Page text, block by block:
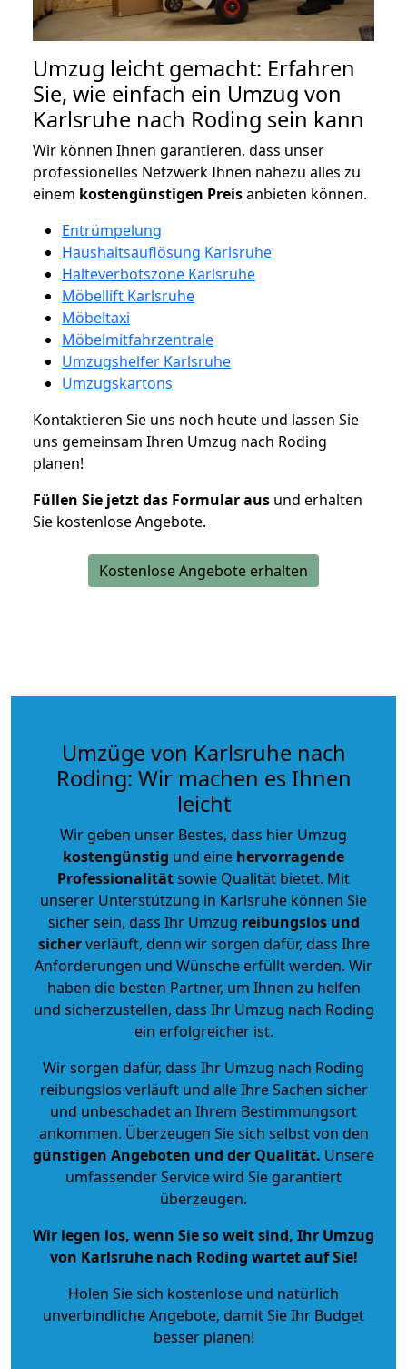
Umzug leicht gemacht: Erfahren
Sie, wie einfach ein Umzug von
Karlsruhe nach Roding sein kann
Wir können Ihnen garantieren, dass unser
professionelles Netzwerk Ihnen nahezu alles zu
einem kostengünstigen Preisanbieten können.
Entrümpelung
Haushaltsauflösung Karlsruhe
Halteverbotszone Karlsruhe
Möbellift Karlsruhe
Möbeltaxi
Möbelmitfahrzentrale
Umzugshelfer Karlsruhe
Umzugskartons
Kontaktieren Sie uns noch heute und lassen Sie
uns gemeinsam Ihren Umzug nach Roding
planen!
Füllen Sie jetzt das Formular aus und erhalten
Sie kostenlose Angebote.
Kostenlose Angebote erhalten
Umzüge von Karlsruhe nach
Roding: Wir machen es Ihnen
leicht
Wir geben unser Bestes, dass hier Umzug
kostengünstig und eine hervorragende
Professionalitätsowie Qualität bietet. Mit
unserer Unterstützung in Karlsruhe können Sie
sicher sein, dass Ihr Umzug reibungslos und
sicherverläuft, denn wir sorgen dafür, dass Ihre
Anforderungen und Wünsche erfüllt werden. Wir
haben die besten Partner, um Ihnen zu helfen
und sicherzustellen, dass Ihr Umzug nach Roding
ein erfolgreicher ist.
Wir sorgen dafür, dass Ihr Umzug nach Roding
reibungslos verläuft und alle Ihre Sachen sicher
und unbeschadet an Ihrem Bestimmungsort
ankommen. Überzeugen Sie sich selbst von den
günstigen Angeboten und der Qualität. Unsere
umfassender Service wird Sie garantiert
überzeugen.
Wir legen los, wenn Sie so weit sind, Ihr Umzug
von Karlsruhe nach Roding wartet auf Sie!
Holen Sie sich kostenlose und natürlich
unverbindliche Angebote, damit Sie Ihr Budget
besser planen!